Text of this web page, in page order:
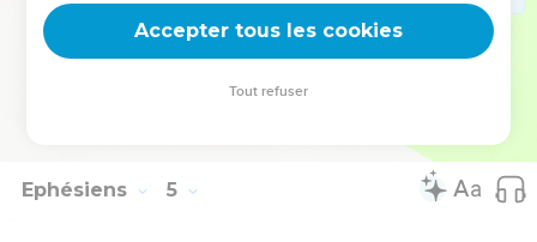
de voix, toute calomnie et toute forme de méchanceté
disparaissent du milieu de vous.
Soyez bons et pleins de compassion les uns envers les
Ephésiens 5
Accepter tous les cookies
Tout refuser